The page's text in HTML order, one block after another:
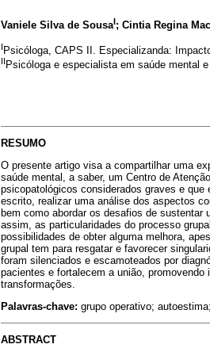
Vaniele Silva de SousaI; Cintia Regina
IPsicóloga, CAPS II. Especializanda:
II Psicóloga e especialista em saúde mental
RESUMO
O presente artigo visa a compartilhar uma
saúde mental, a saber, um Centro de
psicopatológicos considerados graves e
escrito, realizar uma análise dos aspectos
bem como abordar os desafios de sustentar
assim, as particularidades do processo
possibilidades de obter alguma melhora,
grupal tem para resgatar e favorecer
foram silenciados e escamoteados por
pacientes e fortalecem a união,
transformações.
Palavras-chave: grupo operativo;
ABSTRACT